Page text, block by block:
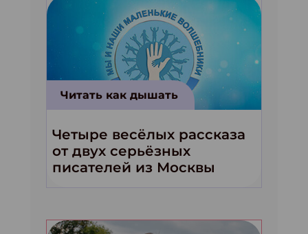
Читать как дышать
Четыре весёлых рассказа
от двух серьёзных
писателей из Москвы